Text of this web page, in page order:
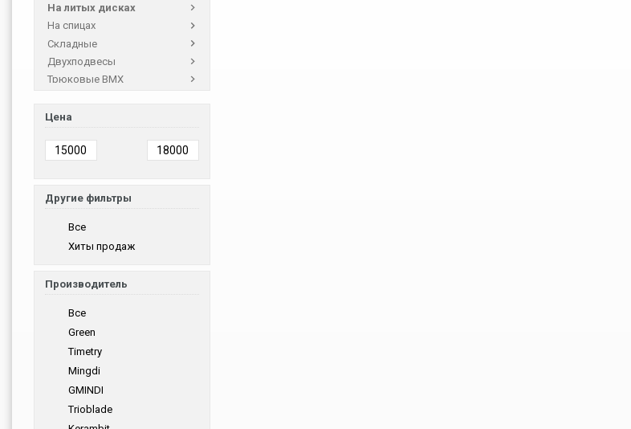
На литых дисках
На спицах
Складные
Двухподвесы
Трюковые BMX
Цена
Другие фильтры
Все
Хиты продаж
Производитель
Все
Timetry
Green
Mingdi
GMINDI
Trioblade